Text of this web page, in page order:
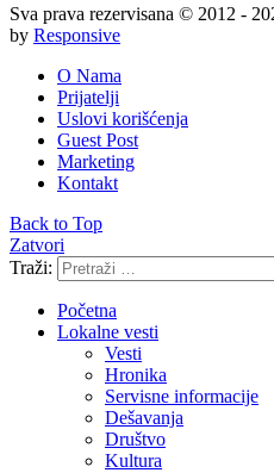
Sva prava rezervisana © 2012 -
by Responsive
O Nama
Prijatelji
Uslovi korišćenja
Guest Post
Marketing
Kontakt
Back to Top
Zatvori
Traži:
Početna
Lokalne vesti
Vesti
Hronika
Servisne informacije
Dešavanja
Društvo
Kultura